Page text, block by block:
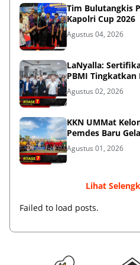
Tim Bulutangkis
Kapolri Cup 2026
Agustus 04, 2026
LaNyalla:
PBMI Tingkatkan
Agustus 02, 2026
KKN UMMat
Pemdes Baru
Agustus 01, 2026
Lihat
Failed to load posts.